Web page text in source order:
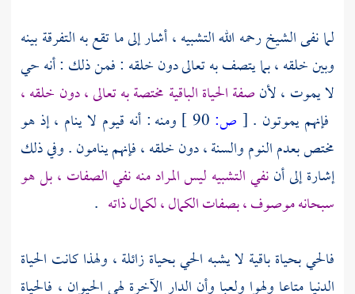
لما نفى الشيخ رحمه الله التشبيه ، أشار إلى ما تقع به التفرقة بينه
وبين خلقه ، بما يتصف به تعالى دون خلقه : فمن ذلك : أنه حي
لا يموت ، لأنصفة الحياة الباقية مختصة به تعالى ، دون خلقه ،
فإنهم يموتون . [ ص:
ومنه : أنه قيوم لا ينام ، إذ هو
مختص بعدم النوم والسنة ، دون خلقه ، فإنهم ينامون . وفي ذلك
إشارة إلى أننفي التشبيه ليس المراد منه نفي الصفات ، بل هو
سبحانه موصوف ، بصفات الكمال ، لكمال ذاته .
فالحي بحياة باقية لا يشبه الحي بحياة زائلة ، ولهذا كانت الحياة
الدنيا متاعا ولهوا ولعبا وأن الدار الآخرة لهي الحيوان ، فالحياة